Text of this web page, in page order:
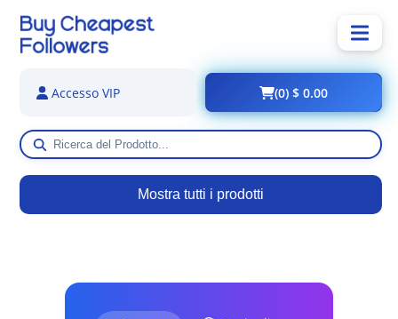
Mostra tutti i prodotti
Accesso VIP (0) $ 0.00